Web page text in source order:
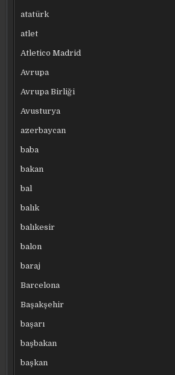
atatürk
atlet
Atletico Madrid
Avrupa
Avrupa Birliği
Avusturya
azerbaycan
baba
bakan
bal
balık
balıkesir
balon
baraj
Barcelona
Başakşehir
başarı
başbakan
başkan